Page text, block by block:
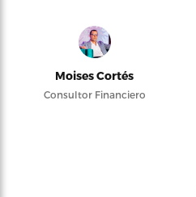
Moises Cortés
Consultor Financiero